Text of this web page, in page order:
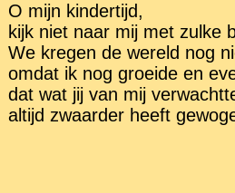
O mijn kindertijd,
kijk niet naar mij met zulke
We kregen de wereld nog
omdat ik nog groeide en
dat wat jij van mij
altijd zwaarder heeft